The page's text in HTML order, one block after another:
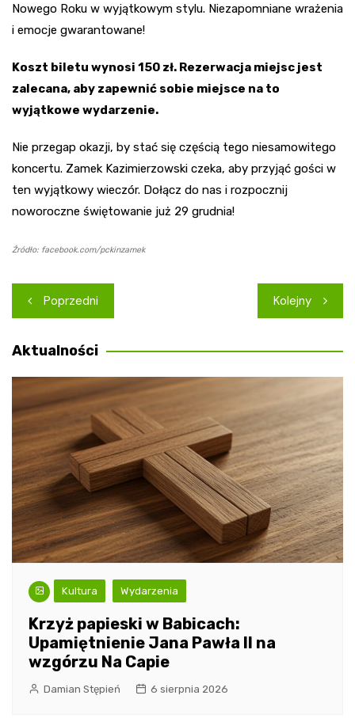
Nowego Roku w wyjątkowym stylu. Niezapomniane wrażenia
i emocje gwarantowane!
Koszt biletu wynosi 150 zł. Rezerwacja miejsc jest
zalecana, aby zapewnić sobie miejsce na to
wyjątkowe wydarzenie.
Nie przegap okazji, by stać się częścią tego niesamowitego
koncertu. Zamek Kazimierzowski czeka, aby przyjąć gości w
ten wyjątkowy wieczór. Dołącz do nas i rozpocznij
noworoczne świętowanie już 29 grudnia!
Źródło: facebook.com/pckinzamek
Nawigacja
wpisu
Poprzedni Kolejny
Aktualności
Kultura Wydarzenia
Krzyż papieski w Babicach:
Upamiętnienie Jana Pawła II na
wzgórzu Na Capie
Damian Stępień 6 sierpnia 2026